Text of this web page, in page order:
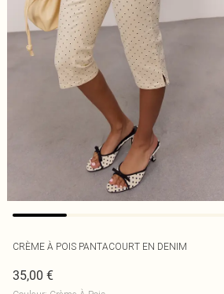
CRÈME À POIS PANTACOURT EN DENIM
35,00 €